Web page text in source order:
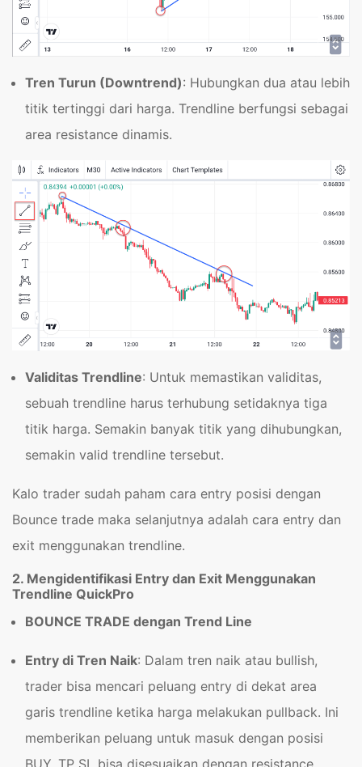
Tren Turun (Downtrend): Hubungkan dua atau lebih
titik tertinggi dari harga. Trendline berfungsi sebagai
area resistance dinamis.
Validitas Trendline: Untuk memastikan validitas,
sebuah trendline harus terhubung setidaknya tiga
titik harga. Semakin banyak titik yang dihubungkan,
semakin valid trendline tersebut.
Kalo trader sudah paham cara entry posisi dengan
Bounce trade maka selanjutnya adalah cara entry dan
exit menggunakan trendline.
2. Mengidentifikasi Entry dan Exit Menggunakan
Trendline QuickPro
BOUNCE TRADE dengan Trend Line
Entry di Tren Naik: Dalam tren naik atau bullish,
trader bisa mencari peluang entry di dekat area
garis trendline ketika harga melakukan pullback. Ini
memberikan peluang untuk masuk dengan posisi